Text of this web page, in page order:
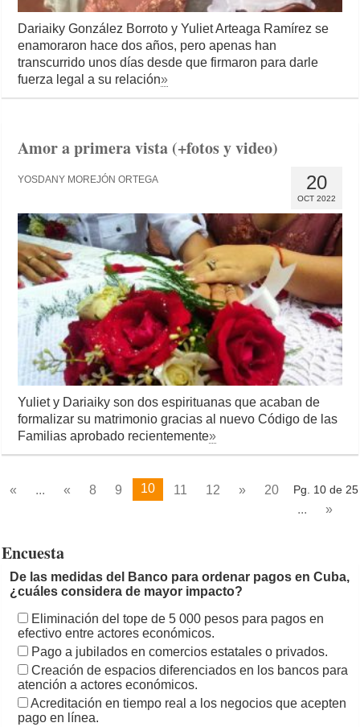
Dariaiky González Borroto y Yuliet Arteaga Ramírez se
enamoraron hace dos años, pero apenas han
transcurrido unos días desde que firmaron para darle
fuerza legal a su relación»
Amor a primera vista (+fotos y video)
20
OCT 2022
YOSDANY MOREJÓN ORTEGA
Yuliet y Dariaiky son dos espirituanas que acaban de
formalizar su matrimonio gracias al nuevo Código de las
Familias aprobado recientemente»
Pg. 10 de 25
« ... « 8 9 10 11 12 »
20
...
»
Encuesta
De las medidas del Banco para ordenar pagos en Cuba,
¿cuáles considera de mayor impacto?
Eliminación del tope de 5 000 pesos para pagos en
efectivo entre actores económicos.
Pago a jubilados en comercios estatales o privados.
Creación de espacios diferenciados en los bancos para
atención a actores económicos.
Acreditación en tiempo real a los negocios que acepten
pago en línea.